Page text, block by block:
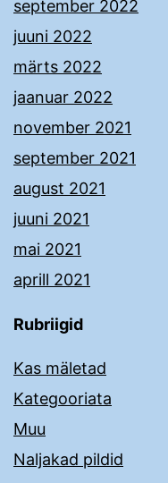
september 2022
juuni 2022
märts 2022
jaanuar 2022
november 2021
september 2021
august 2021
juuni 2021
mai 2021
aprill 2021
Rubriigid
Kas mäletad
Kategooriata
Muu
Naljakad pildid